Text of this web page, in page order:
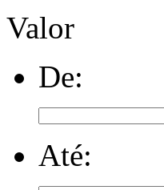
Valor
De:
Até: